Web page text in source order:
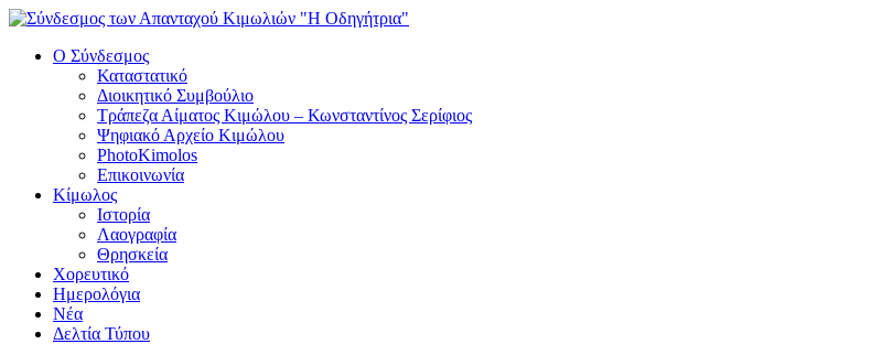
Ο Σύνδεσμος
Καταστατικό
Διοικητικό Συμβούλιο
Τράπεζα Αίματος Κιμώλου – Κωνσταντίνος Σερίφιος
Ψηφιακό Αρχείο Κιμώλου
PhotoKimolos
Επικοινωνία
Κίμωλος
Ιστορία
Λαογραφία
Θρησκεία
Χορευτικό
Ημερολόγια
Νέα
Δελτία Τύπου